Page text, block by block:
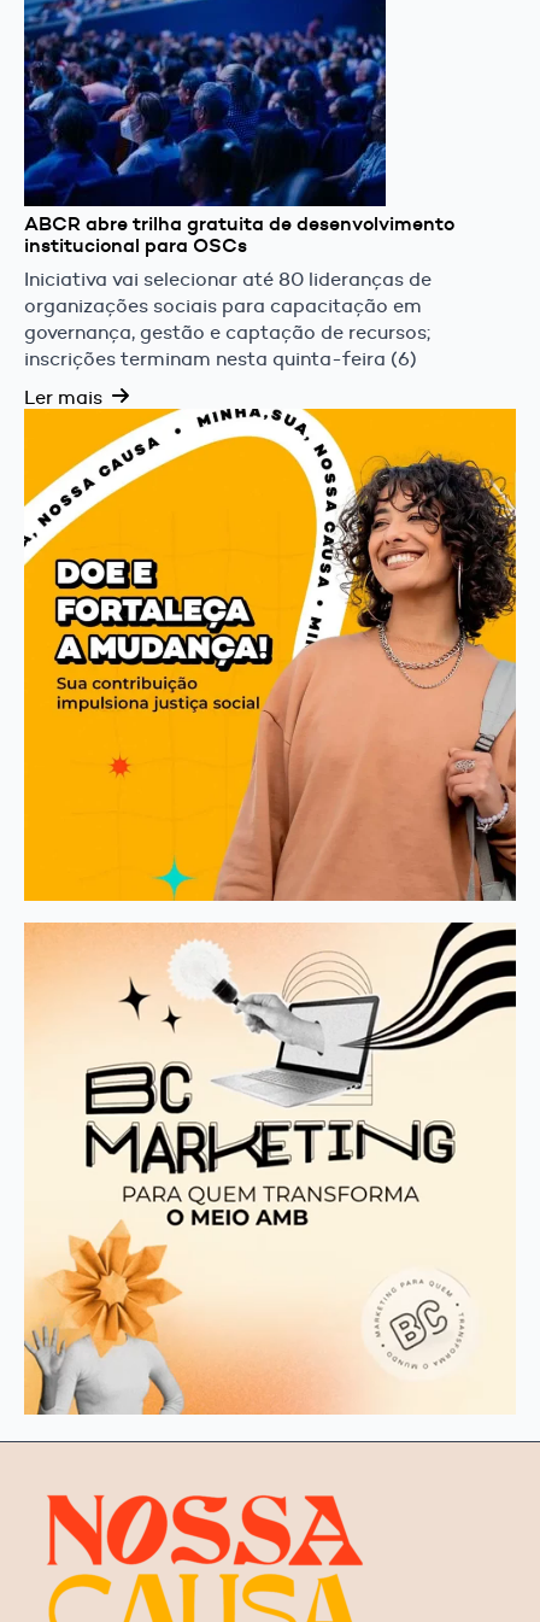
ABCR abre trilha gratuita de desenvolvimento
institucional para OSCs
Iniciativa vai selecionar até 80 lideranças de
organizações sociais para capacitação em
governança, gestão e captação de recursos;
inscrições terminam nesta quinta-feira (6)
Ler mais